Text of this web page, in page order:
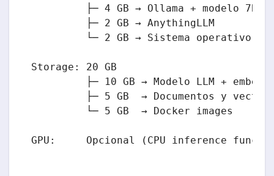
         ├─ 4 GB → Ollama + modelo 7B
         ├─ 2 GB → AnythingLLM
         └─ 2 GB → Sistema operativo
Storage: 20 GB
├─ 10 GB → Modelo LLM +
├─ 5 GB  → Documentos y vector
         └─ 5 GB  → Docker images